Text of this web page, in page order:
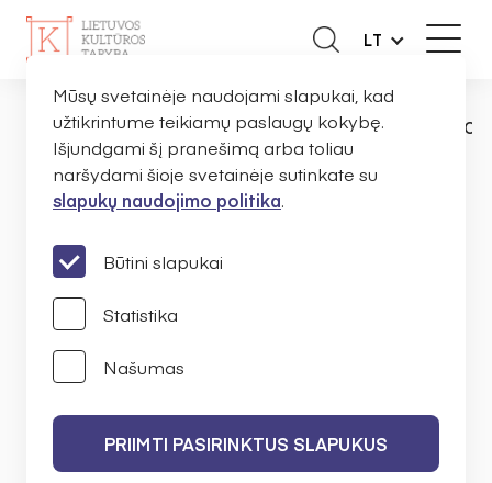
LT
PAGRINDINISNAUJIENOS PRANEŠIMAI SVERRE
Sverre Fossen: „Valstybės
atsakomybė už
menininkus turėtų prilygti
atsakomybei už švietimą
Mūsų svetainėje naudojami slapukai, kad
užtikrintume teikiamų paslaugų kokybę.
Išjundgami šį pranešimą arba toliau
naršydami šioje svetainėje sutinkate su
slapukų naudojimo politika.
Būtini slapukai
Statistika
Našumas
PRIIMTI PASIRINKTUS SLAPUKUS